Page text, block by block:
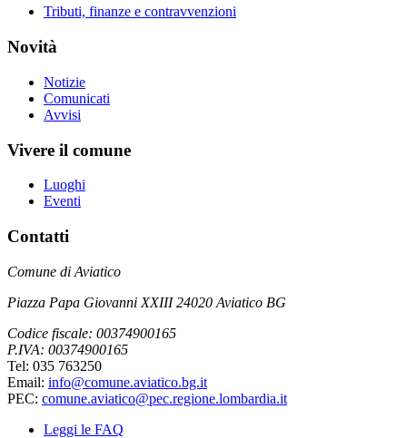
Tributi, finanze e contravvenzioni
Novità
Notizie
Comunicati
Avvisi
Vivere il comune
Luoghi
Eventi
Contatti
Comune di Aviatico
Piazza Papa Giovanni XXIII 24020 Aviatico BG
Codice fiscale: 00374900165
P.IVA: 00374900165
Tel: 035 763250
Email: info@comune.aviatico.bg.it
PEC: comune.aviatico@pec.regione.lombardia.it
Leggi le FAQ